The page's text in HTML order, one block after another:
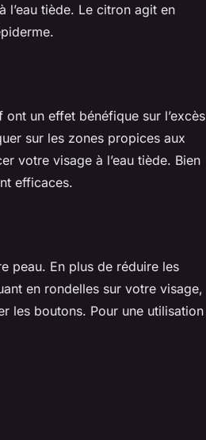
l’eau tiède. Le citron agit en
un effet bénéfique sur l’excès
sur les zones propices aux
votre visage à l’eau tiède. Bien
efficaces.
peau. En plus de réduire les
en rondelles sur votre visage,
les boutons. Pour une utilisation